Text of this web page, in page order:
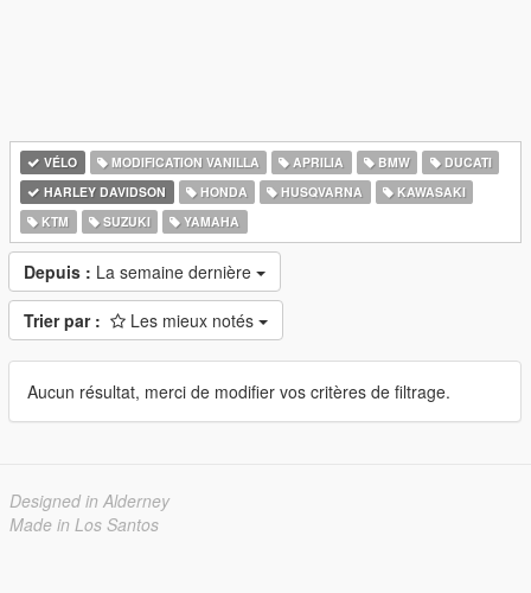
VÉLO MODIFICATION VANILLA APRILIA BMW
DUCATI
HARLEY DAVIDSON
HONDA HUSQVARNA
KAWASAKI
KTM
SUZUKI YAMAHA
Depuis : La semaine dernière
Trier par : Les mieux notés
Aucun résultat, merci de modifier vos critères de filtrage.
Designed in Alderney
Made in Los Santos